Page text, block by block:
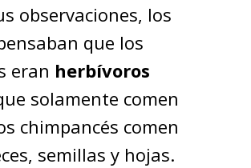
observaciones, los
que los
eran herbívoros
solamente comen
chimpancés comen
semillas y hojas.